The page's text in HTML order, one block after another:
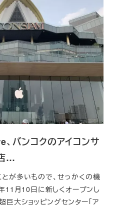
バンコクのアイコンサ
…
とが多いもので、せっかくの機
11月10日に新しくオープンし
巨大ショッピングセンター「ア